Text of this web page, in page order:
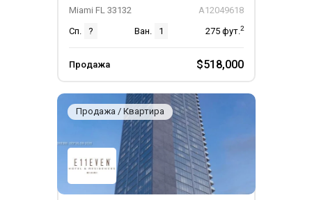
Miami FL 33132
A12049618
Сп.
? Ван. 1 275 фут.2
Продажа $518,000
Продажа / Квартира